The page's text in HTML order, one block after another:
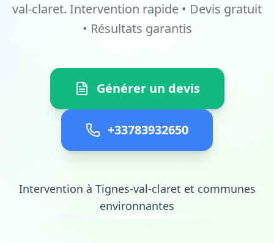
val-claret. Intervention rapide • Devis gratuit
• Résultats garantis
Générer un devis
+33783932650
Intervention à Tignes-val-claret et communes
environnantes